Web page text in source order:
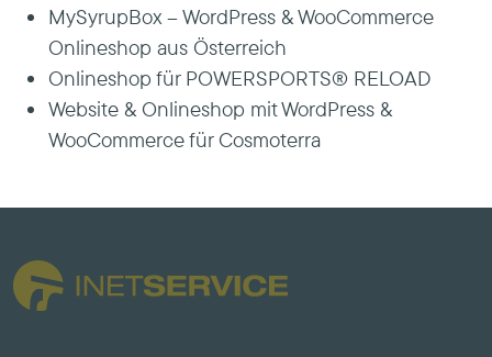
MySyrupBox – WordPress & WooCommerce
Onlineshop aus Österreich
Onlineshop für POWERSPORTS® RELOAD
Website & Onlineshop mit WordPress &
WooCommerce für Cosmoterra